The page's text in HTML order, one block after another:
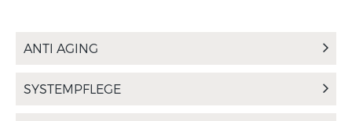
ANTI AGING
SYSTEMPFLEGE